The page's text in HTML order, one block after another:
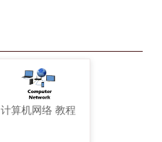
计算机网络 教程